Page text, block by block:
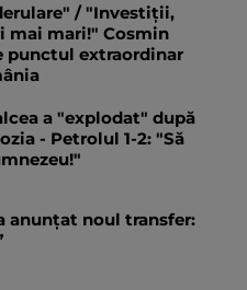
/ "Investiții,
mai mari!" Cosmin
punctul extraordinar
a "explodat" după
- Petrolul 1-2: "Să
anunțat noul transfer: